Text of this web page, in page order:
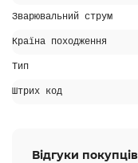
Зварювальний струм
Країна походження
Тип
Штрих код
Відгуки покупців